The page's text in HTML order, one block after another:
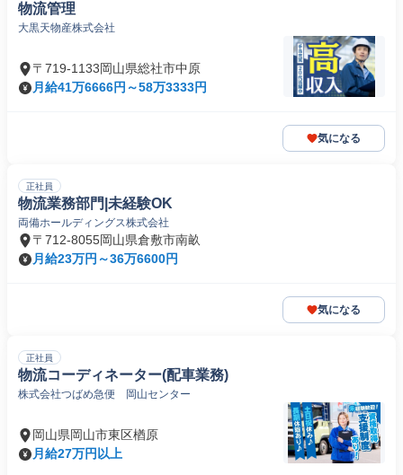
物流管理
大黒天物産株式会社
〒719-1133岡山県総社市中原
月給41万6666円～58万3333円
気になる
正社員
物流業務部門|未経験OK
両備ホールディングス株式会社
〒712-8055岡山県倉敷市南畝
月給23万円～36万6600円
気になる
正社員
物流コーディネーター(配車業務)
株式会社つばめ急便 岡山センター
岡山県岡山市東区楢原
月給27万円以上